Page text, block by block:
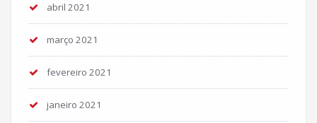
abril 2021
março 2021
fevereiro 2021
janeiro 2021